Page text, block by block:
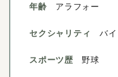
年齢
アラフォー
セクシャリティ バイ
スポーツ歴 野球